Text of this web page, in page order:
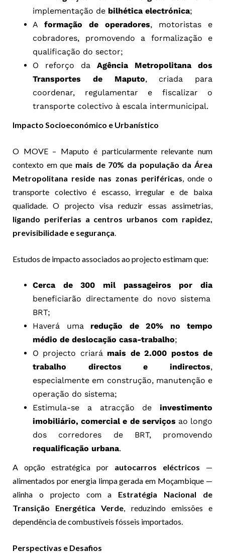
implementação de bilhética electrónica;
A formação de operadores, motoristas e
cobradores, promovendo a formalização e
qualificação do sector;
O reforço da Agência Metropolitana dos
Transportes de Maputo, criada para
coordenar, regulamentar e fiscalizar o
transporte colectivo à escala intermunicipal.
Impacto Socioeconómico e Urbanístico
O MOVE – Maputo é particularmente relevante num
contexto em que mais de 70% da população da Área
Metropolitana reside nas zonas periféricas, onde o
transporte colectivo é escasso, irregular e de baixa
qualidade. O projecto visa reduzir essas assimetrias,
ligando periferias a centros urbanos com rapidez,
previsibilidade e segurança.
Estudos de impacto associados ao projecto estimam que:
Cerca de 300 mil passageiros por dia
beneficiarão directamente do novo sistema
BRT;
Haverá uma redução de 20% no tempo
médio de deslocação casa-trabalho;
O projecto criará mais de 2.000 postos de
trabalho directos e indirectos,
especialmente em construção, manutenção e
operação do sistema;
Estimula-se a atracção de investimento
imobiliário, comercial e de serviços ao longo
dos corredores de BRT, promovendo
requalificação urbana.
A opção estratégica por autocarros eléctricos —
alimentados por energia limpa gerada em Moçambique —
alinha o projecto com a Estratégia Nacional de
Transição Energética Verde, reduzindo emissões e
dependência de combustíveis fósseis importados.
Perspectivas e Desafios